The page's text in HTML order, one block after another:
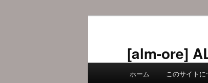
[alm-ore]
ホーム このサイトに